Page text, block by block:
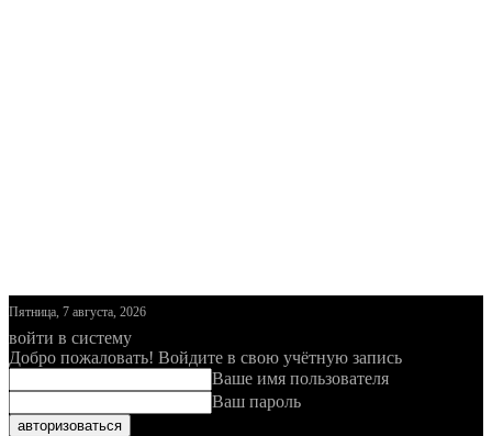
Пятница, 7 августа, 2026
войти в систему
Добро пожаловать! Войдите в свою учётную запись
Ваше имя пользователя
Ваш пароль